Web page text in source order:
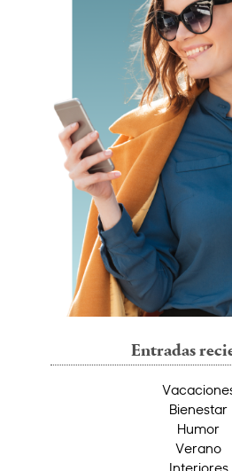
Entradas
Bienestar
Humor
Verano
Interiores